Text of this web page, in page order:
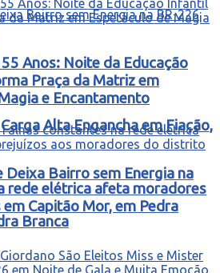
Alta Engancha em Fiação,
Deixa Bairro sem Energia na
Branca
Anos: Noite da Educação
Praça da Matriz em
e Encantamento
rede elétrica afeta moradores
Capitão Mor, em Pedra